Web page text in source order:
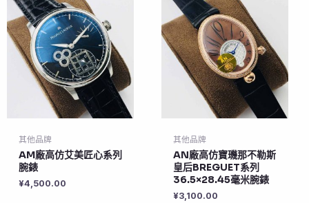
其他品牌
AM廠高仿艾美匠心系列
腕錶
¥4,500.00
其他品牌
AN廠高仿寶璣那不勒斯
皇后BREGUET系列
36.5×28.45毫米腕錶
¥3,100.00